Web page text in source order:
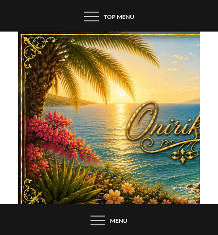
content
TOP MENU
MENU